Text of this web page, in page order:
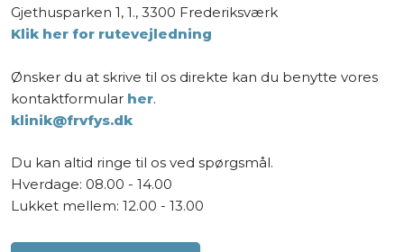
Gjethusparken 1, 1., 3300 Frederiksværk
Klik her for rutevejledning
Ønsker du at skrive til os direkte kan du benytte vores
kontaktformular her.
klinik@frvfys.dk
Du kan altid ringe til os ved spørgsmål.
Hverdage: 08.00 - 14.00
Lukket mellem: 12.00 - 13.00